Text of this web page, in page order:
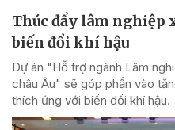
Thúc đẩy lâm nghiệp
biến đổi khí hậu
Dự án "Hỗ trợ ngành Lâm
châu Âu" sẽ góp phần vào
thích ứng với biến đổi khí hậu.